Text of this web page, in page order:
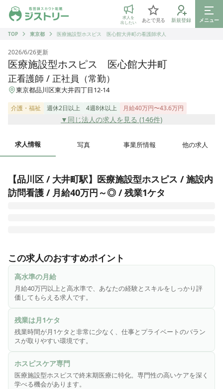
ジストリー 看護師の転職マッチング
求人を
出したい
あとで見る 新規登録
メニュー
TOP
東京都 医療施設型ホスピス 医心館大井町の看護師求人
2026/6/26更新
医療施設型ホスピス 医心館大井町
正看護師 / 正社員（常勤）
東京都品川区東大井四丁目12-14
介護・福祉 週休2日以上 4週8休以上 月給40万円〜43.6万円
▼同じ法人の求人を見る (146件)
求人情報 写真 事業所情報 他の求人
【品川区 / 大井町駅】医療施設型ホスピス / 施設内
訪問看護 / 月給40万円～◎ / 残業1ケタ
高い方をお受け入れし、大切な時間を穏やかに過ごしていた
だくための、安らぎの療養の場です。医療施設型ホスピスと
して皆様からのニーズにお応えし、療養環境の地域間格差の
是正に貢献するため、全国各地で医心館を展開しています。
終末期のがんや神経変性疾患を患う方、人工呼吸器を使用し
ている方、頻繁な喀痰吸引が必要な方――などの医療依存度
が高い方々。そうした方々に安心して療養生活を送っていた
だくため、充実の人員体制を整えています。
◎こんな方にピッタリ！！
・緩和ケアやホスピスに興味がある方
・病院での経験を活かし、新たな分野にチャレンジしたい方
この求人のおすすめポイント
高水準の月給
月給40万円以上と高水準で、あなたの経験とスキルをしっかり評
価してもらえる求人です。
残業は月1ケタ
残業時間が月1ケタと非常に少なく、仕事とプライベートのバラン
スが取りやすい環境です。
ホスピスケア専門
医療施設型ホスピスで終末期医療に特化。専門性の高いケアを深く
学べる機会があります。